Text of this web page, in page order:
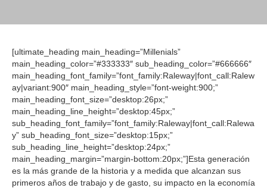
[ultimate_heading main_heading=”Millenials”
main_heading_color=”#333333″ sub_heading_color=”#666666″
main_heading_font_family=”font_family:Raleway|font_call:Ralew
ay|variant:900″ main_heading_style=”font-weight:900;”
main_heading_font_size=”desktop:26px;”
main_heading_line_height=”desktop:45px;”
sub_heading_font_family=”font_family:Raleway|font_call:Ralewa
y” sub_heading_font_size=”desktop:15px;”
sub_heading_line_height=”desktop:24px;”
main_heading_margin=”margin-bottom:20px;”]Esta generación
es la más grande de la historia y a medida que alcanzan sus
primeros años de trabajo y de gasto, su impacto en la economía